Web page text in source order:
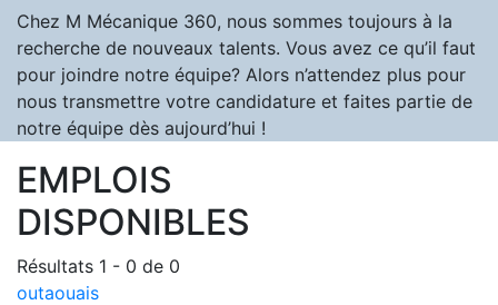
Chez M Mécanique 360, nous sommes toujours à la
recherche de nouveaux talents. Vous avez ce qu’il faut
pour joindre notre équipe? Alors n’attendez plus pour
nous transmettre votre candidature et faites partie de
notre équipe dès aujourd’hui !
EMPLOIS
DISPONIBLES
Résultats 1 - 0 de 0
outaouais